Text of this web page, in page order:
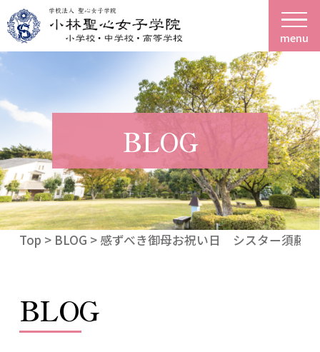
menu
BLOG
Top > BLOG > 感ずべき御母お祝い日 シスター須藤
BLOG